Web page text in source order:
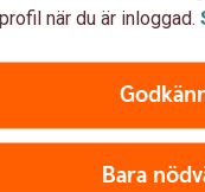
privatekonomi.
när du är inloggad.
Bara